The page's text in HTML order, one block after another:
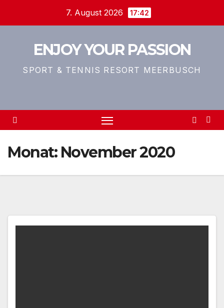
7. August 2026 17:42
ENJOY YOUR PASSION
SPORT & TENNIS RESORT MEERBUSCH
Monat: November 2020